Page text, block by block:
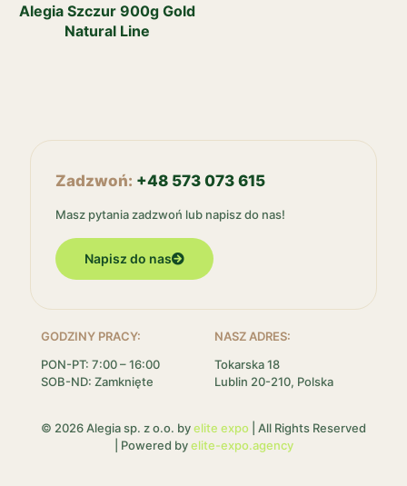
Alegia Szczur 900g Gold
Natural Line
Zadzwoń: +48 573 073 615
Masz pytania zadzwoń lub napisz do nas!
Napisz do nas
GODZINY PRACY:
PON-PT: 7:00 – 16:00
SOB-ND: Zamknięte
NASZ ADRES:
Tokarska 18
Lublin 20-210, Polska
© 2026 Alegia sp. z o.o. byelite expo | All Rights Reserved
| Powered byelite-expo.agency